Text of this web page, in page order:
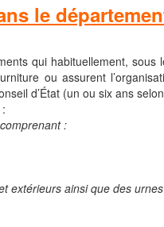
le
qui habituellement, sous
ou assurent
d’État (un ou six ans
:
extérieurs ainsi que des